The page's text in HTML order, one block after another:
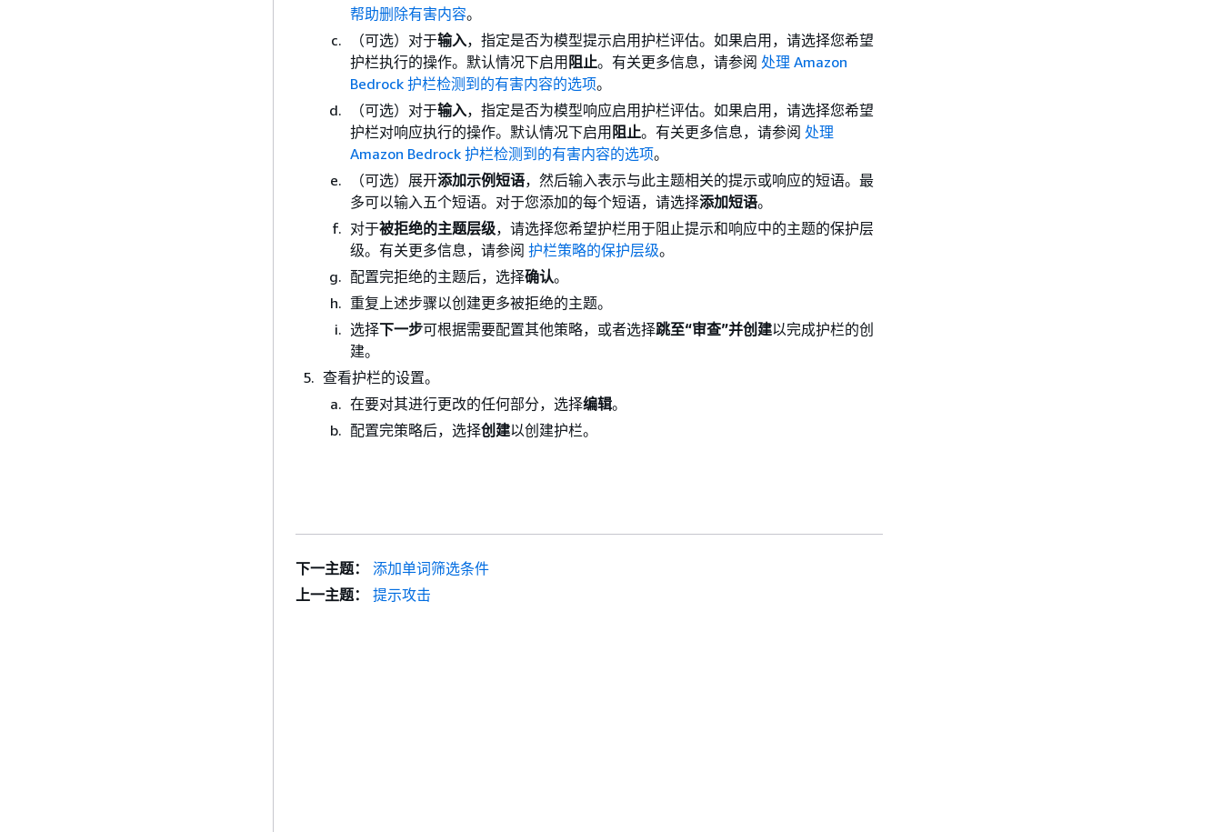
帮助删除有害内容。
（可选）对于输入，指定是否为模型提示启用护栏评估。如果启用，请选择您希望
护栏执行的操作。默认情况下启用 阻止。有关更多信息，请参阅 处理 Amazon
Bedrock 护栏检测到的有害内容的选项。
（可选）对于输入，指定是否为模型响应启用护栏评估。如果启用，请选择您希望
护栏对响应执行的操作。默认情况下启用 阻止。有关更多信息，请参阅 处理
Amazon Bedrock 护栏检测到的有害内容的选项。
（可选）展开添加示例短语，然后输入表示与此主题相关的提示或响应的短语。最
多可以输入五个短语。对于您添加的每个短语，请选择添加短语。
对于被拒绝的主题层级，请选择您希望护栏用于阻止提示和响应中的主题的保护层
级。有关更多信息，请参阅 护栏策略的保护层级。
配置完拒绝的主题后，选择确认。
重复上述步骤以创建更多被拒绝的主题。
选择下一步可根据需要配置其他策略，或者选择跳至“审查”并创建以完成护栏的创
建。
查看护栏的设置。
在要对其进行更改的任何部分，选择编辑。
配置完策略后，选择创建以创建护栏。
下一主题：
添加单词筛选条件
上一主题：
提示攻击